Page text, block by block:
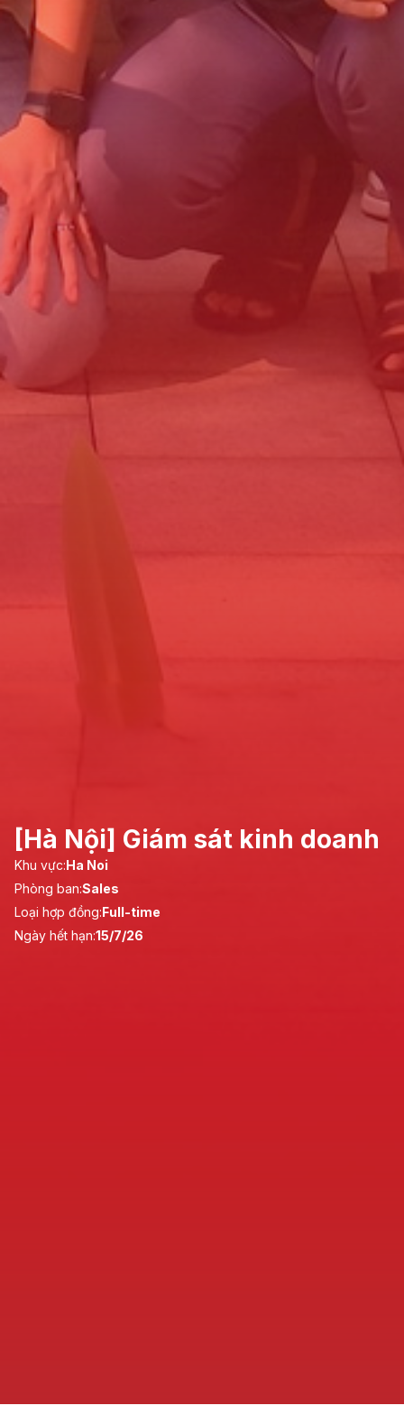
[Hà Nội] Giám sát kinh doanh
Khu vực:Ha Noi
Phòng ban:Sales
Loại hợp đồng:Full-time
Ngày hết hạn:15/7/26